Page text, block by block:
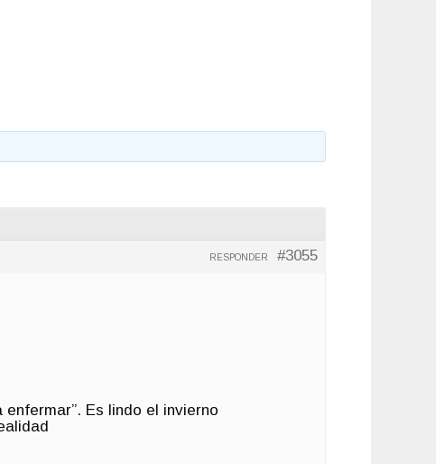
#3055
RESPONDER
Es lindo el invierno